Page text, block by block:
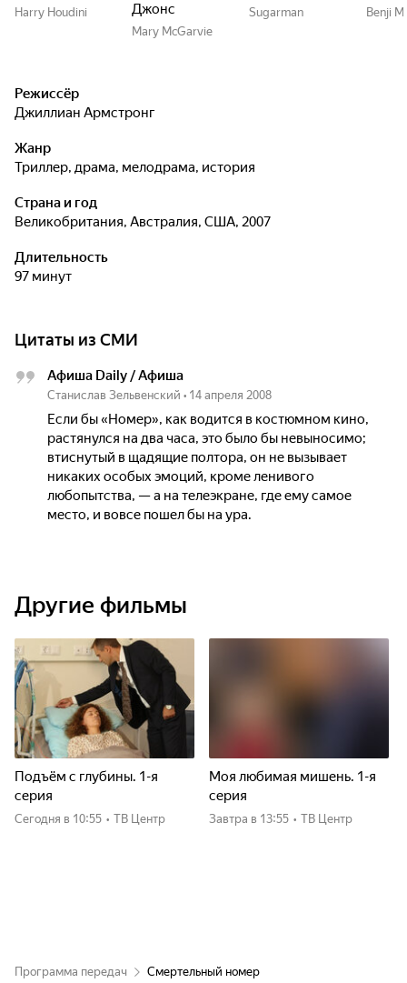
Harry Houdini
Джонс
Mary McGarvie
Sugarman Benji
Режиссёр
Джиллиан Армстронг
Жанр
триллер, драма, мелодрама, история
Страна и год
Великобритания, Австралия, США, 2007
Длительность
97 минут
Цитаты из СМИ
Афиша Daily / Афиша
Станислав Зельвенский • 14 апреля 2008
Если бы «Номер», как водится в костюмном кино,
растянулся на два часа, это было бы невыносимо;
втиснутый в щадящие полтора, он не вызывает
никаких особых эмоций, кроме ленивого
любопытства, — а на телеэкране, где ему самое
место, и вовсе пошел бы на ура.
Другие фильмы
Подъём с глубины. 1-я
серия
Сегодня в 10:55 • ТВ Центр
Моя любимая мишень. 1-я
серия
Завтра в 13:55 • ТВ Центр
Программа передач Смертельный номер